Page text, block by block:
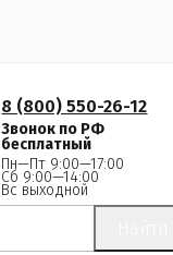
8 (800) 550-26-12
Звонок по РФ
бесплатный
Пн—Пт 9:00—17:00
Сб 9:00—14:00
Вс выходной